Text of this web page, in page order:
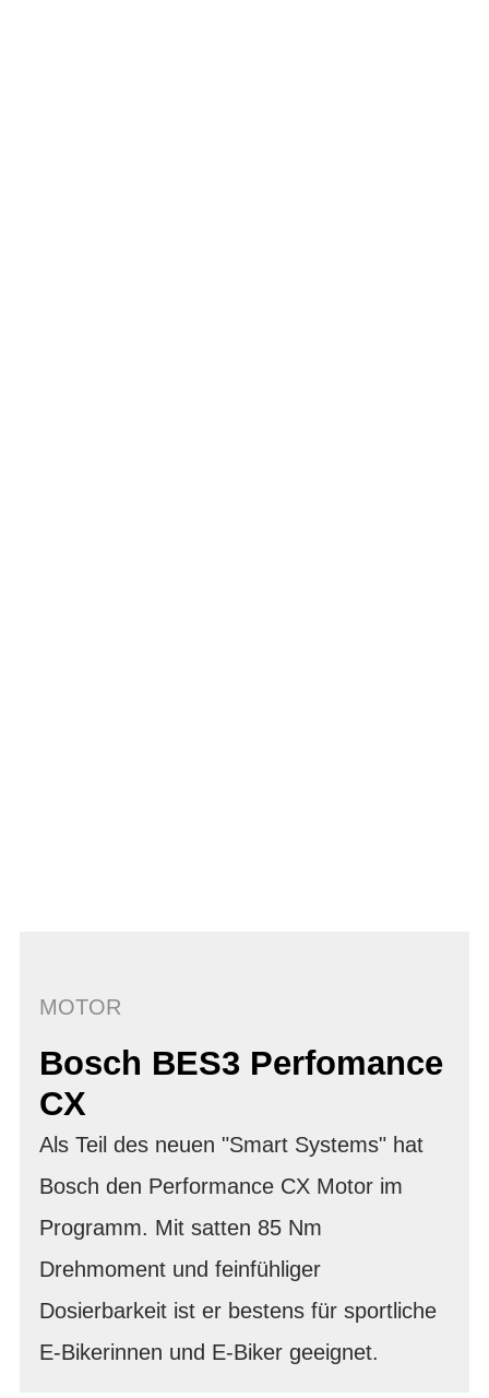
MOTOR
Bosch BES3 Perfomance
CX
Als Teil des neuen "Smart Systems" hat
Bosch den Performance CX Motor im
Programm. Mit satten 85 Nm
Drehmoment und feinfühliger
Dosierbarkeit ist er bestens für sportliche
E-Bikerinnen und E-Biker geeignet.